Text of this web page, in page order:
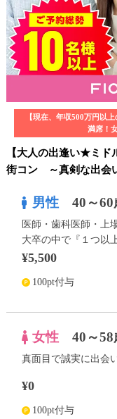
【現在、年収500万円以
満席！
【大人の出逢い★ミド
街コン ～真剣な出会
男性 40～60
医師・歯科医師・上
大卒の中で『１つ以
¥5,500
100pt付与
女性 40～58
真面目で誠実に出会
¥0
100pt付与